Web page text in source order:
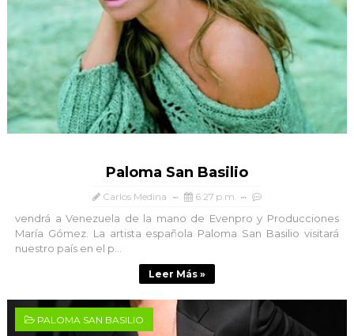
Paloma San Basilio
Carlos Medina 6:27 p.m.
vendrá a Venezuela de la mano de Evenpro y Producciones
María Gómez. La artista española Paloma San Basilio visitará
nuestro país en el p...
Leer Más »
PALOMA SAN BASILIO